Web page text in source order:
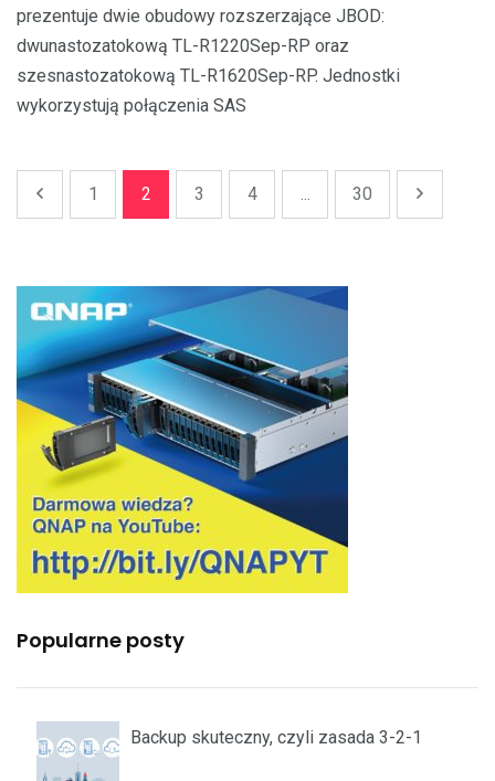
prezentuje dwie obudowy rozszerzające JBOD:
dwunastozatokową TL-R1220Sep-RP oraz
szesnastozatokową TL-R1620Sep-RP. Jednostki
wykorzystują połączenia SAS
1 2 3 4 ... 30
Popularne posty
Backup skuteczny, czyli zasada 3-2-1